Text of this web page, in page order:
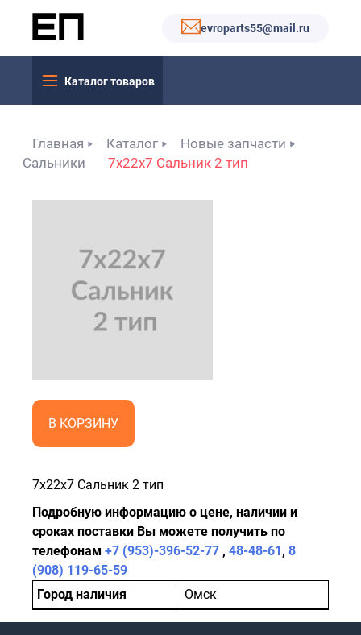
evroparts55@mail.ru
Каталог товаров
Главная Каталог
Новые запчасти
Сальники
7х22х7 Сальник 2 тип
В КОРЗИНУ
7х22х7 Сальник 2 тип
Подробную информацию о цене, наличии и
сроках поставки Вы можете получить по
телефонам +7 (953)-396-52-77 , 48-48-61, 8
(908) 119-65-59
Город наличия
Омск